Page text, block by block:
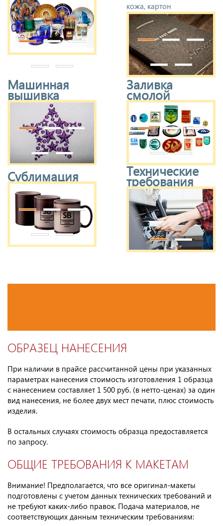
кожа, картон
Машинная
вышивка
Заливка
смолой
Сублимация Технические
требования
ОБРАЗЕЦ НАНЕСЕНИЯ
При наличии в прайсе рассчитанной цены при указанных
параметрах нанесения стоимость изготовления 1 образца
с нанесением составляет 1 500 руб. (в нетто-ценах) за один
вид нанесения, не более двух мест печати, плюс стоимость
изделия.
В остальных случаях стоимость образца предоставляется
по запросу.
ОБЩИЕ ТРЕБОВАНИЯ К МАКЕТАМ
Внимание! Предполагается, что все оригинал-макеты
подготовлены с учетом данных технических требований и
не требуют каких-либо правок. Подача материалов, не
соответствующих данным техническим требованиям: